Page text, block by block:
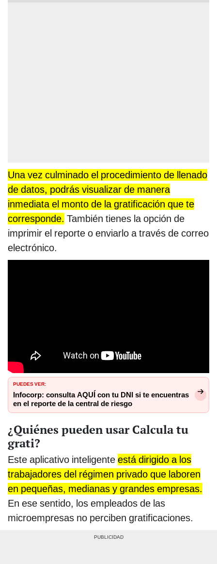
Una vez culminado el procedimiento de llenado
de datos, podrás visualizar de manera
inmediata el monto de la gratificación que te
corresponde. También tienes la opción de
imprimir el reporte o enviarlo a través de correo
electrónico.
PUEDES VER:
Infocorp: consulta AQUÍ con tu DNI si te encuentras
en el reporte de la central de riesgo
¿Quiénes pueden usar Calcula tu
grati?
Este aplicativo inteligente está dirigido a los
trabajadores del régimen privado que laboren
en pequeñas, medianas y grandes empresas.
En ese sentido, los empleados de las
microempresas no perciben gratificaciones.